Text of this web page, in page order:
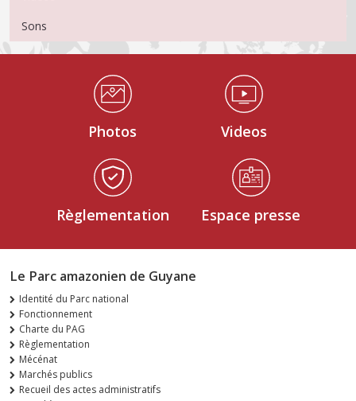
Sons
Médiathèque Footer
Photos Videos
Règlementation Espace presse
Le Parc amazonien de Guyane
Identité du Parc national
Fonctionnement
Charte du PAG
Règlementation
Mécénat
Marchés publics
Recueil des actes administratifs